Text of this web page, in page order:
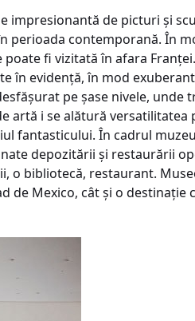
impresionantă de picturi şi
perioada contemporană. În
fi vizitată în afara
în evidenţă, în mod
pe şase nivele, unde
artă i se alătură versatilitatea
fantasticului. În cadrul
depozitării şi restaurării
bibliotecă, restaurant.
Mexico, cât şi o destinaţie